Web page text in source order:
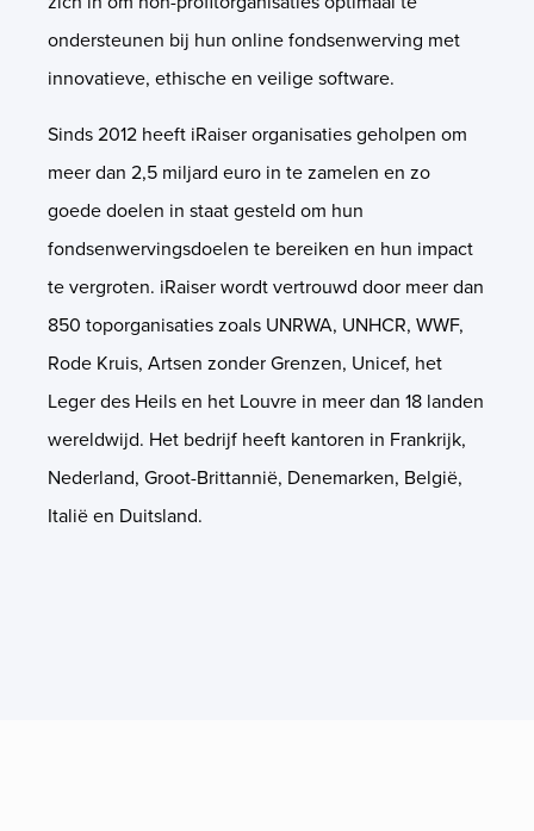
ondersteunen bij hun online fondsenwerving met
innovatieve, ethische en veilige software.
Sinds 2012 heeft iRaiser organisaties geholpen om
meer dan 2,5 miljard euro in te zamelen en zo
goede doelen in staat gesteld om hun
fondsenwervingsdoelen te bereiken en hun impact
te vergroten. iRaiser wordt vertrouwd door meer dan
850 toporganisaties zoals UNRWA, UNHCR, WWF,
Rode Kruis, Artsen zonder Grenzen, Unicef, het
Leger des Heils en het Louvre in meer dan 18 landen
wereldwijd. Het bedrijf heeft kantoren in Frankrijk,
Nederland, Groot-Brittannië, Denemarken, België,
Italië en Duitsland.